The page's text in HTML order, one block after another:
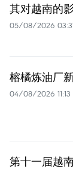
其对越南的
05/08/2026
榕橘炼油厂
04/08/2026 11:13
第十一届越